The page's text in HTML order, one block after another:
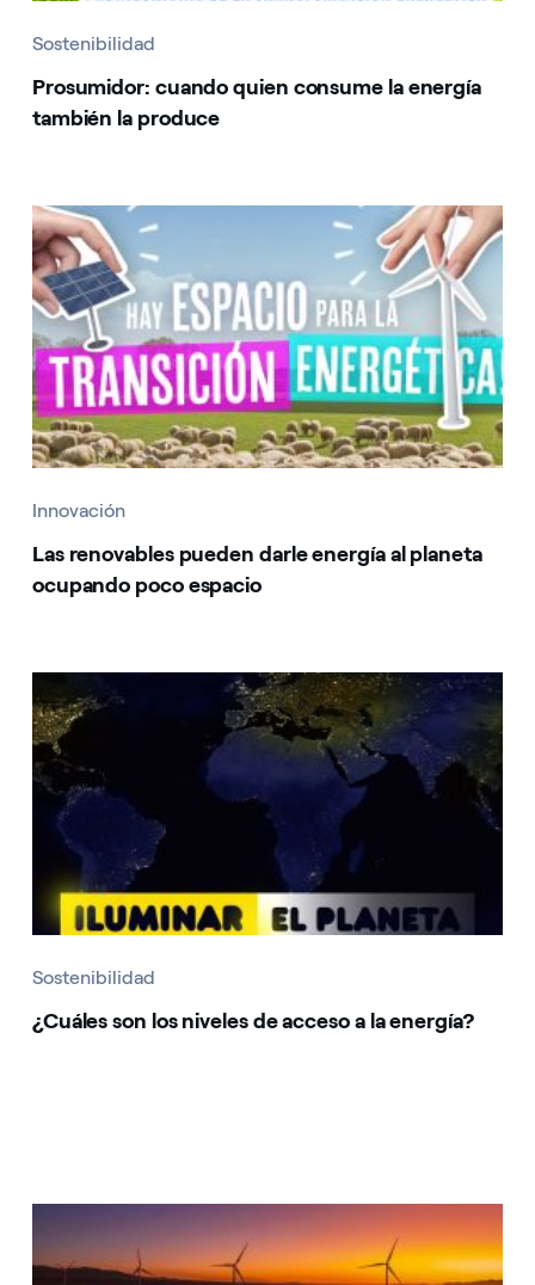
Sostenibilidad
Prosumidor: cuando quien consume la energía
también la produce
Innovación
Las renovables pueden darle energía al planeta
ocupando poco espacio
Sostenibilidad
¿Cuáles son los niveles de acceso a la energía?